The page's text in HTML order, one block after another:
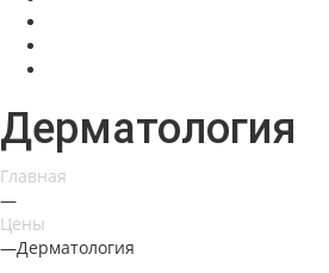
Дерматология
Главная
—
Цены
—Дерматология